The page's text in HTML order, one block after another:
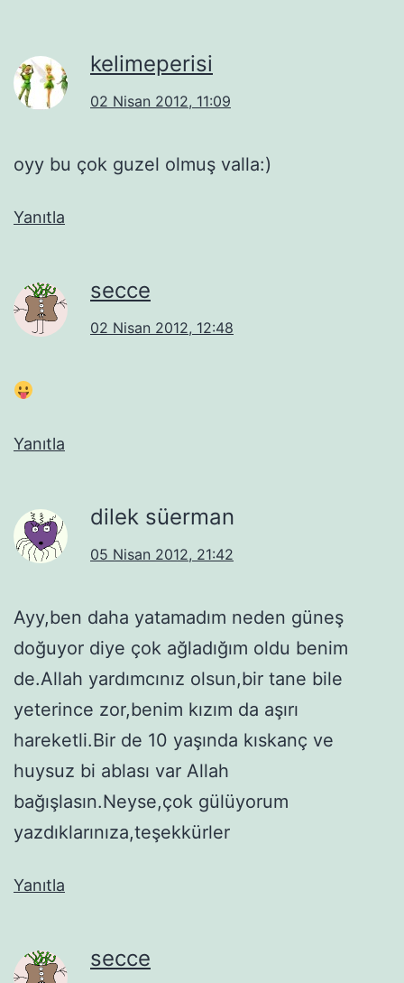
kelimeperisi
02 Nisan 2012, 11:09
oyy bu çok guzel olmuş valla:)
Yanıtla
secce
02 Nisan 2012, 12:48
Yanıtla
dilek süerman
05 Nisan 2012, 21:42
Ayy,ben daha yatamadım neden güneş
doğuyor diye çok ağladığım oldu benim
de.Allah yardımcınız olsun,bir tane bile
yeterince zor,benim kızım da aşırı
hareketli.Bir de 10 yaşında kıskanç ve
huysuz bi ablası var Allah
bağışlasın.Neyse,çok gülüyorum
yazdıklarınıza,teşekkürler
Yanıtla
secce